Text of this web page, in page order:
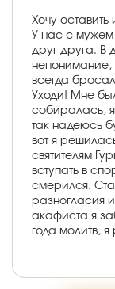
Хочу
У нас с
друг друга. В
всегда
Уходи! Мне
собиралась,
так надеюсь
вот я
святителям
вступать в
смерился.
разногласия
акафиста я
года молитв,